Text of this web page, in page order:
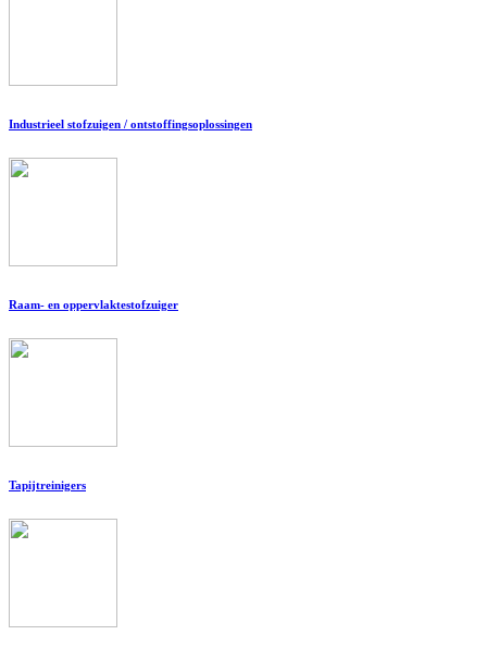
Industrieel stofzuigen / ontstoffingsoplossingen
Raam- en oppervlaktestofzuiger
Tapijtreinigers